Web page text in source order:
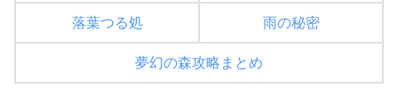
落葉つる処 雨の秘密
夢幻の森攻略まとめ